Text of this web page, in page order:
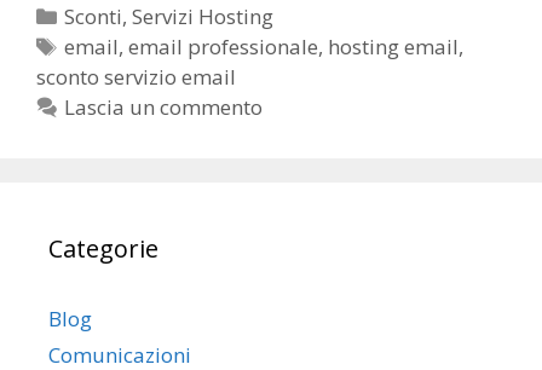
C
a
t
e
e
Sconti,Servizi Hosting
T
a
g
email,email professionale, hosting email,
sconto servizio email
Lascia un commento
Categorie
Blog
Comunicazioni